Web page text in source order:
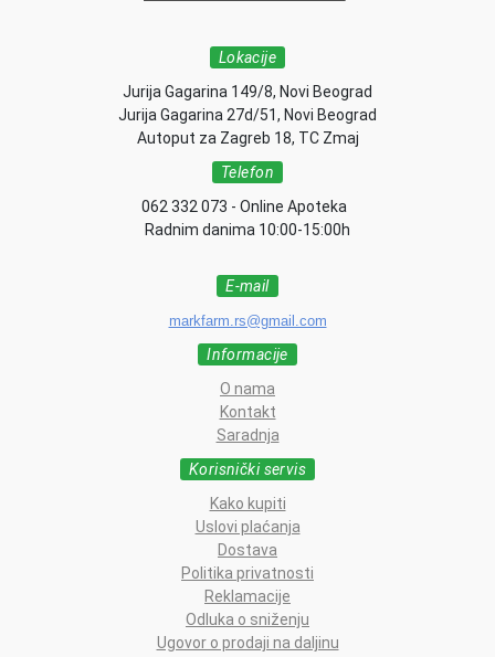
Lokacije
Jurija Gagarina 149/8, Novi Beograd
Jurija Gagarina 27d/51, Novi Beograd
Autoput za Zagreb 18, TC Zmaj
Telefon
062 332 073 - Online Apoteka
Radnim danima 10:00-15:00h
E-mail
markfarm.rs@gmail.com
Informacije
O nama
Kontakt
Saradnja
Korisnički servis
Kako kupiti
Uslovi plaćanja
Dostava
Politika privatnosti
Reklamacije
Odluka o sniženju
Ugovor o prodaji na daljinu